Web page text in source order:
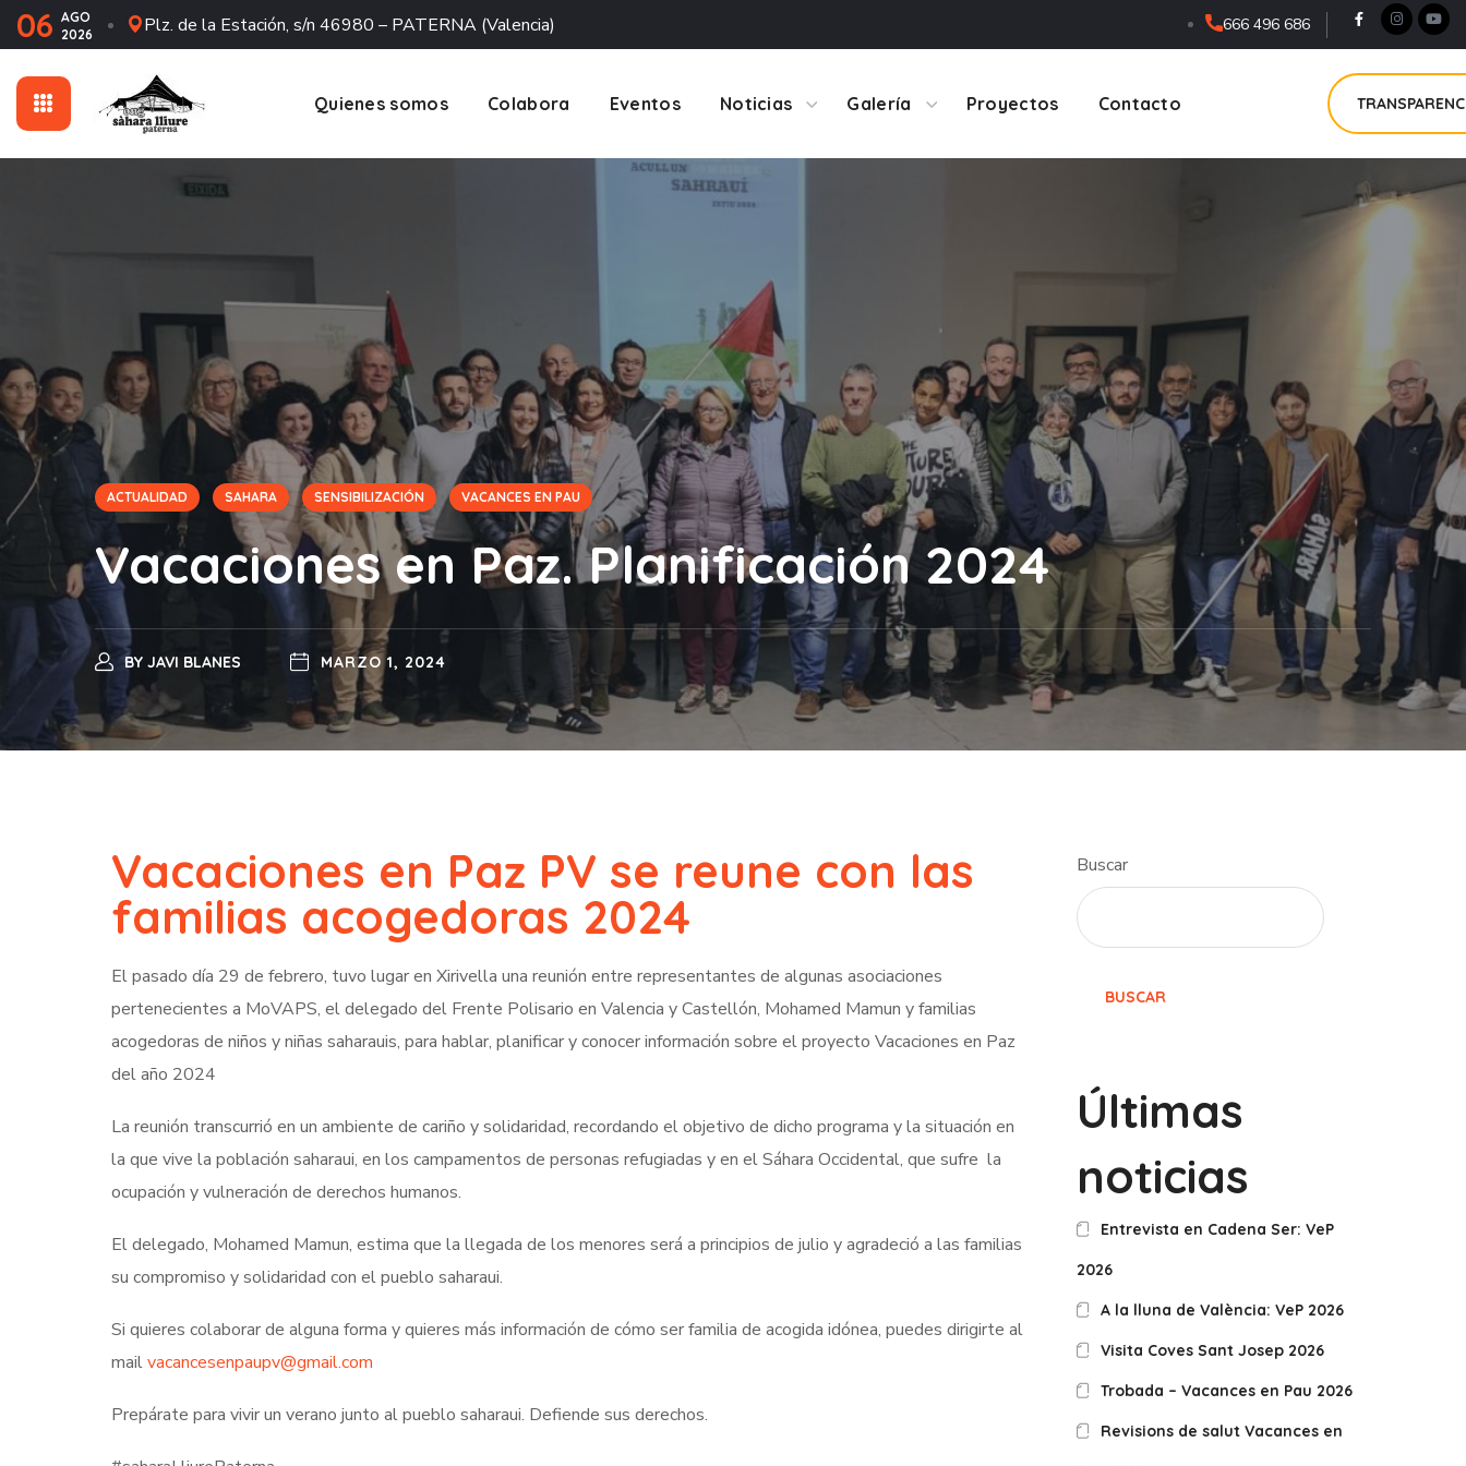
06 AGO
2026
Plz. de la Estación, s/n 46980 – PATERNA (Valencia) 666 496 686
Quienes somos Colabora Eventos Noticias Galería Proyectos Contacto
ACTUALIDAD SAHARA SENSIBILIZACIÓN VACANCES EN PAU
Vacaciones en Paz. Planificación 2024
BY JAVI BLANES MARZO 1, 2024
Vacaciones en Paz PV se reune con las
familias acogedoras 2024
El pasado día 29 de febrero, tuvo lugar en Xirivella una reunión entre representantes de algunas asociaciones
pertenecientes a MoVAPS, el delegado del Frente Polisario en Valencia y Castellón, Mohamed Mamun y familias
acogedoras de niños y niñas saharauis, para hablar, planificar y conocer información sobre el proyecto Vacaciones en Paz
del año 2024
La reunión transcurrió en un ambiente de cariño y solidaridad, recordando el objetivo de dicho programa y la situación en
la que vive la población saharaui, en los campamentos de personas refugiadas y en el Sáhara Occidental, que sufre la
ocupación y vulneración de derechos humanos.
El delegado, Mohamed Mamun, estima que la llegada de los menores será a principios de julio y agradeció a las familias
su compromiso y solidaridad con el pueblo saharaui.
Si quieres colaborar de alguna forma y quieres más información de cómo ser familia de acogida idónea, puedes dirigirte al
mailvacancesenpaupv@gmail.com
Prepárate para vivir un verano junto al pueblo saharaui. Defiende sus derechos.
Buscar
BUSCAR
Últimas
noticias
Entrevista en Cadena Ser: VeP
2026
A la lluna de València: VeP 2026
Visita Coves Sant Josep 2026
Trobada – Vacances en Pau 2026
Revisions de salut Vacances en